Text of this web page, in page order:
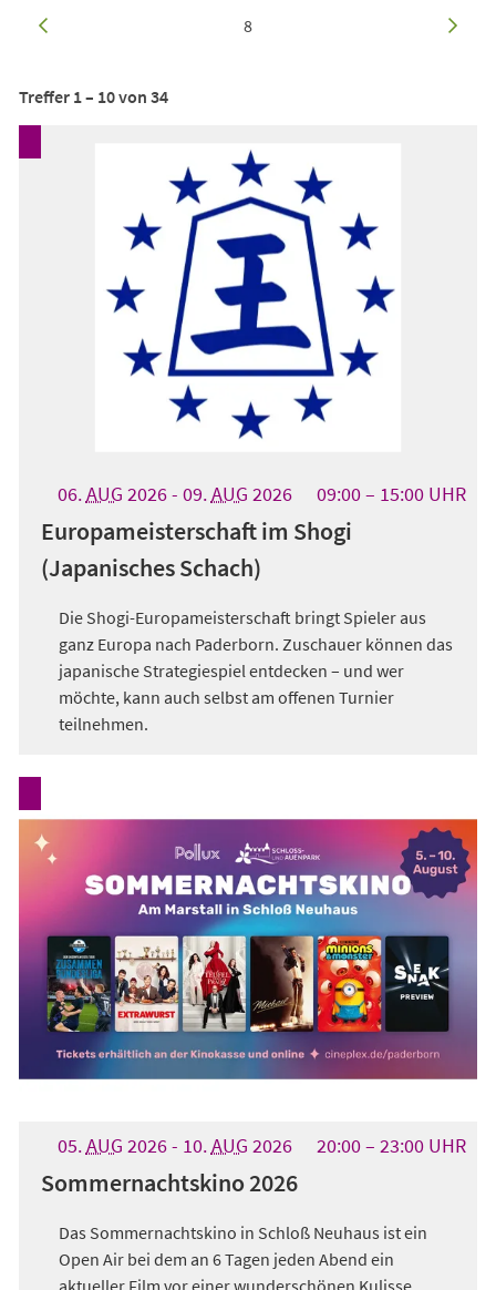
vorherige
aktuelle Seite: 8
nächste
Treffer 1– 10von 34
06.AUG 2026- 09.AUG 2026 09:00 15:00UHR
Europameisterschaft im Shogi
(Japanisches Schach)
Die Shogi-Europameisterschaft bringt Spieler aus
ganz Europa nach Paderborn. Zuschauer können das
japanische Strategiespiel entdecken – und wer
möchte, kann auch selbst am offenen Turnier
teilnehmen.
05.AUG 2026- 10.AUG 2026 20:00 23:00UHR
Sommernachtskino 2026
Das Sommernachtskino in Schloß Neuhaus ist ein
Open Air bei dem an 6 Tagen jeden Abend ein
aktueller Film vor einer wunderschönen Kulisse